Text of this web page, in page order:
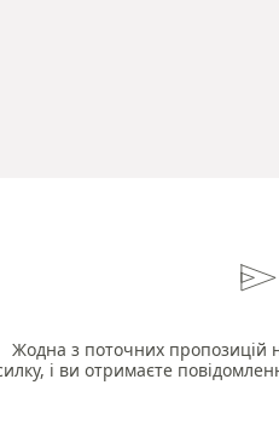
Жодна з поточних пропозицій
і ви отримаєте